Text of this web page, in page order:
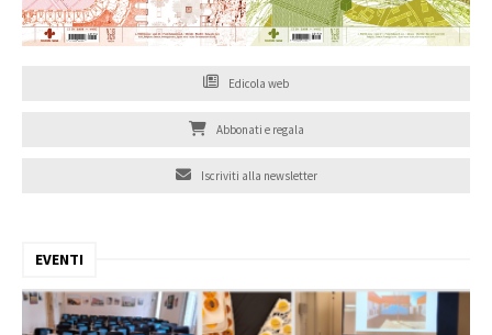
Edicola web
Abbonati e regala
Iscriviti alla newsletter
EVENTI